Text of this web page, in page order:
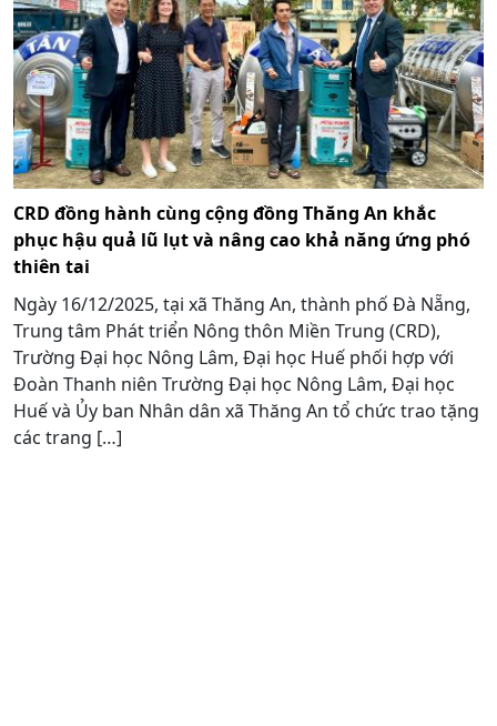
CRD đồng hành cùng cộng đồng Thăng An khắc
phục hậu quả lũ lụt và nâng cao khả năng ứng phó
thiên tai
Ngày 16/12/2025, tại xã Thăng An, thành phố Đà Nẵng,
Trung tâm Phát triển Nông thôn Miền Trung (CRD),
Trường Đại học Nông Lâm, Đại học Huế phối hợp với
Đoàn Thanh niên Trường Đại học Nông Lâm, Đại học
Huế và Ủy ban Nhân dân xã Thăng An tổ chức trao tặng
các trang […]